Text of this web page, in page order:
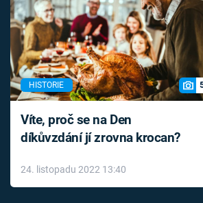
HISTORIE
Víte, proč se na Den
díkůvzdání jí zrovna krocan?
24. listopadu 2022 13:40